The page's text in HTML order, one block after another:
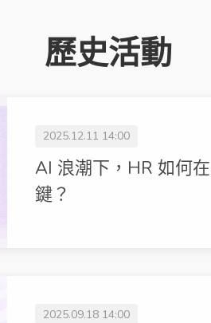
歷史活動
2025.12.11 14:00
AI 浪潮下，HR 如何
鍵？
2025.09.18 14:00